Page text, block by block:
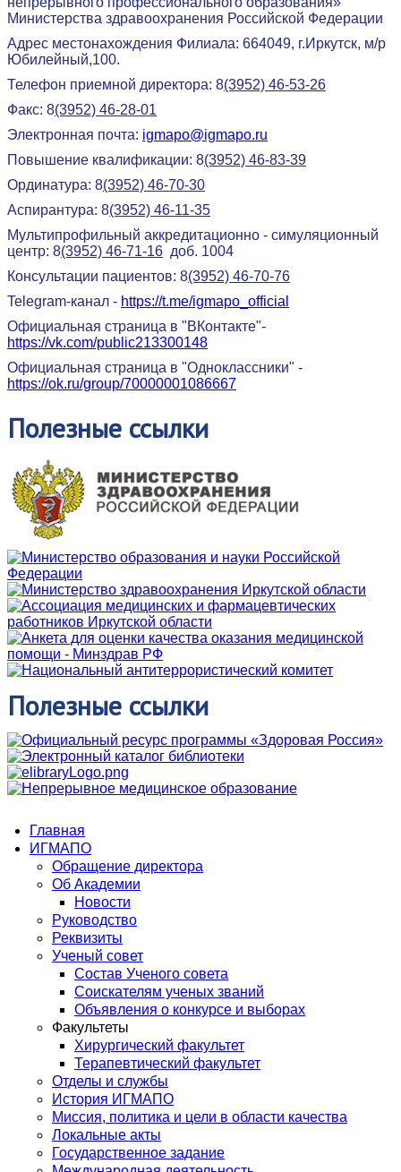
Министерства здравоохранения Российской Федерации
Адрес местонахождения Филиала: 664049, г.Иркутск, м/р
Юбилейный,100.
Телефон приемной директора: 8(3952) 46-53-26
Факс: 8(3952) 46-28-01
Электронная почта: igmapo@igmapo.ru
Повышение квалификации: 8(3952) 46-83-39
Ординатура: 8(3952) 46-70-30
Аспирантура: 8(3952) 46-11-35
Мультипрофильный аккредитационно - симуляционный
центр: 8(3952) 46-71-16 доб. 1004
Консультации пациентов: 8(3952) 46-70-76
Telegram-канал - https://t.me/igmapo_official
Официальная страница в "ВКонтакте"-
https://vk.com/public213300148
Официальная страница в "Одноклассники" -
https://ok.ru/group/70000001086667
Полезные ссылки
Полезные ссылки
Главная
ИГМАПО
Обращение директора
Об Академии
Новости
Руководство
Реквизиты
Ученый совет
Состав Ученого совета
Соискателям ученых званий
Объявления о конкурсе и выборах
Факультеты
Хирургический факультет
Терапевтический факультет
Отделы и службы
История ИГМАПО
Миссия, политика и цели в области качества
Локальные акты
Государственное задание